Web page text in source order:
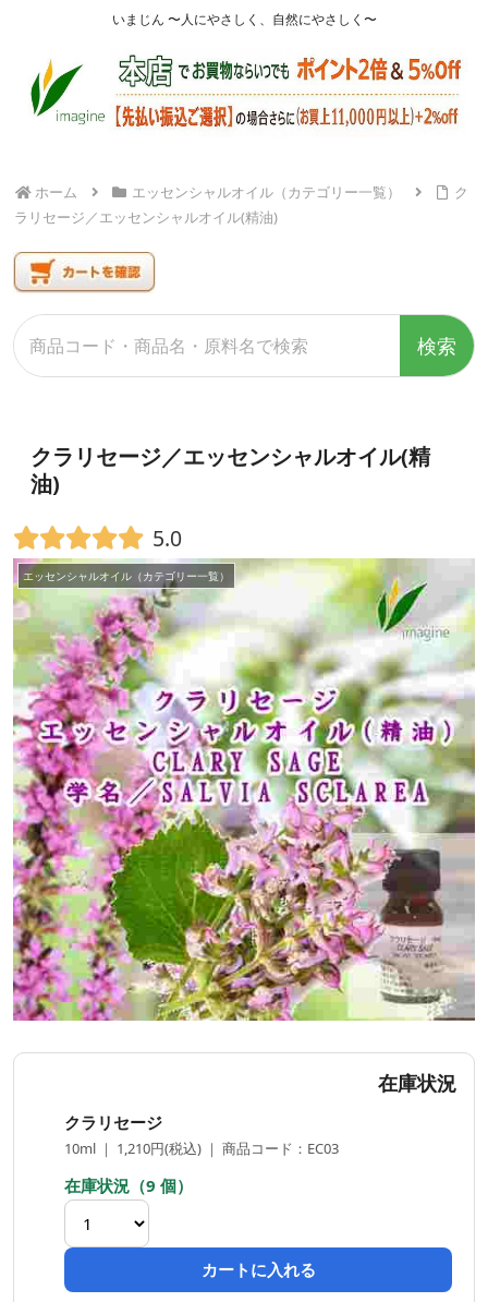
いまじん 〜人にやさしく、自然にやさしく〜
ホーム エッセンシャルオイル（カテゴリー一覧）
ク
ラリセージ／エッセンシャルオイル(精油)
検索
クラリセージ／エッセンシャルオイル(精
油)
5.0
エッセンシャルオイル（カテゴリー一覧）
在庫状況
クラリセージ
10ml ｜ 1,210円(税込) ｜ 商品コード：EC03
在庫状況（9 個）
カートに入れる